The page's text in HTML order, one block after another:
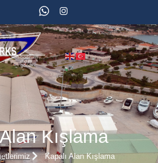
Kışlama
Kapalı Alan Kışlama